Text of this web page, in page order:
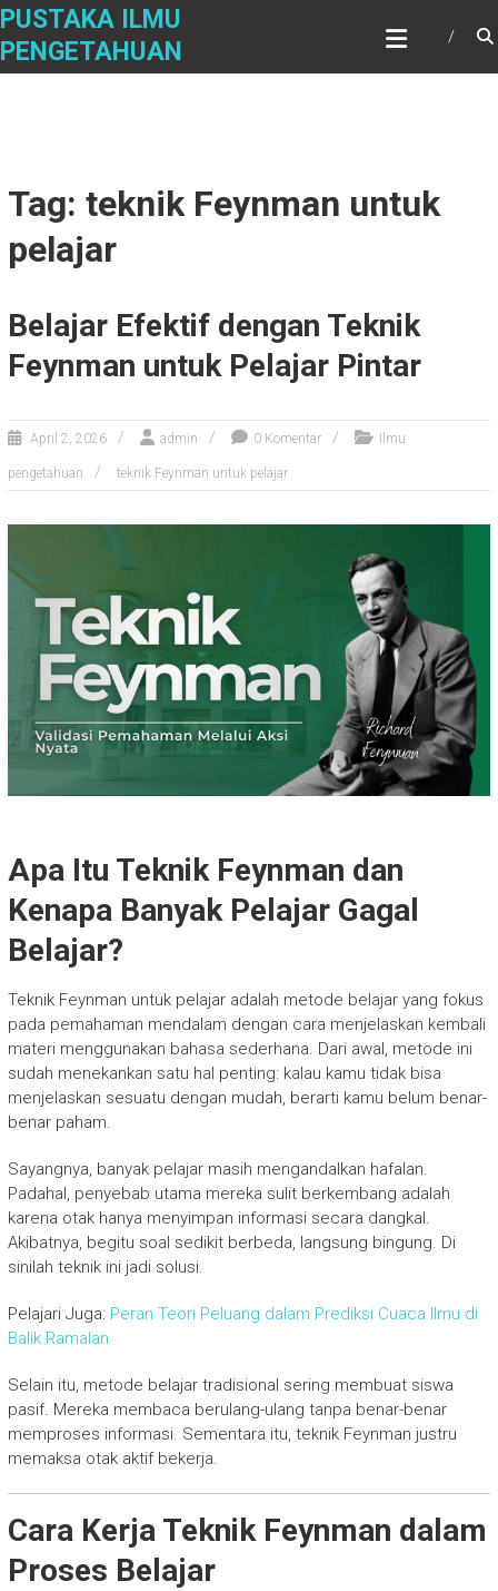
Skip
content
PUSTAKA ILMU
PENGETAHUAN
Tag: teknik Feynman untuk
pelajar
Belajar Efektif dengan Teknik
Feynman untuk Pelajar Pintar
April 2, 2026 admin 0 Komentar Ilmu
pengetahuan teknik Feynman untuk pelajar
Apa Itu Teknik Feynman dan
Kenapa Banyak Pelajar Gagal
Belajar?
Teknik Feynman untuk pelajar adalah metode belajar yang fokus
pada pemahaman mendalam dengan cara menjelaskan kembali
materi menggunakan bahasa sederhana. Dari awal, metode ini
sudah menekankan satu hal penting: kalau kamu tidak bisa
menjelaskan sesuatu dengan mudah, berarti kamu belum benar-
benar paham.
Sayangnya, banyak pelajar masih mengandalkan hafalan.
Padahal, penyebab utama mereka sulit berkembang adalah
karena otak hanya menyimpan informasi secara dangkal.
Akibatnya, begitu soal sedikit berbeda, langsung bingung. Di
sinilah teknik ini jadi solusi.
Pelajari Juga: Peran Teori Peluang dalam Prediksi Cuaca Ilmu di
Balik Ramalan
Selain itu, metode belajar tradisional sering membuat siswa
pasif. Mereka membaca berulang-ulang tanpa benar-benar
memproses informasi. Sementara itu, teknik Feynman justru
memaksa otak aktif bekerja.
Cara Kerja Teknik Feynman dalam
Proses Belajar